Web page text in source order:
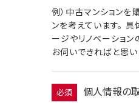
例）中古マンションを
ンを考えています。
ージやリノベーショ
お伺いできればと思い
必須 個人情報の